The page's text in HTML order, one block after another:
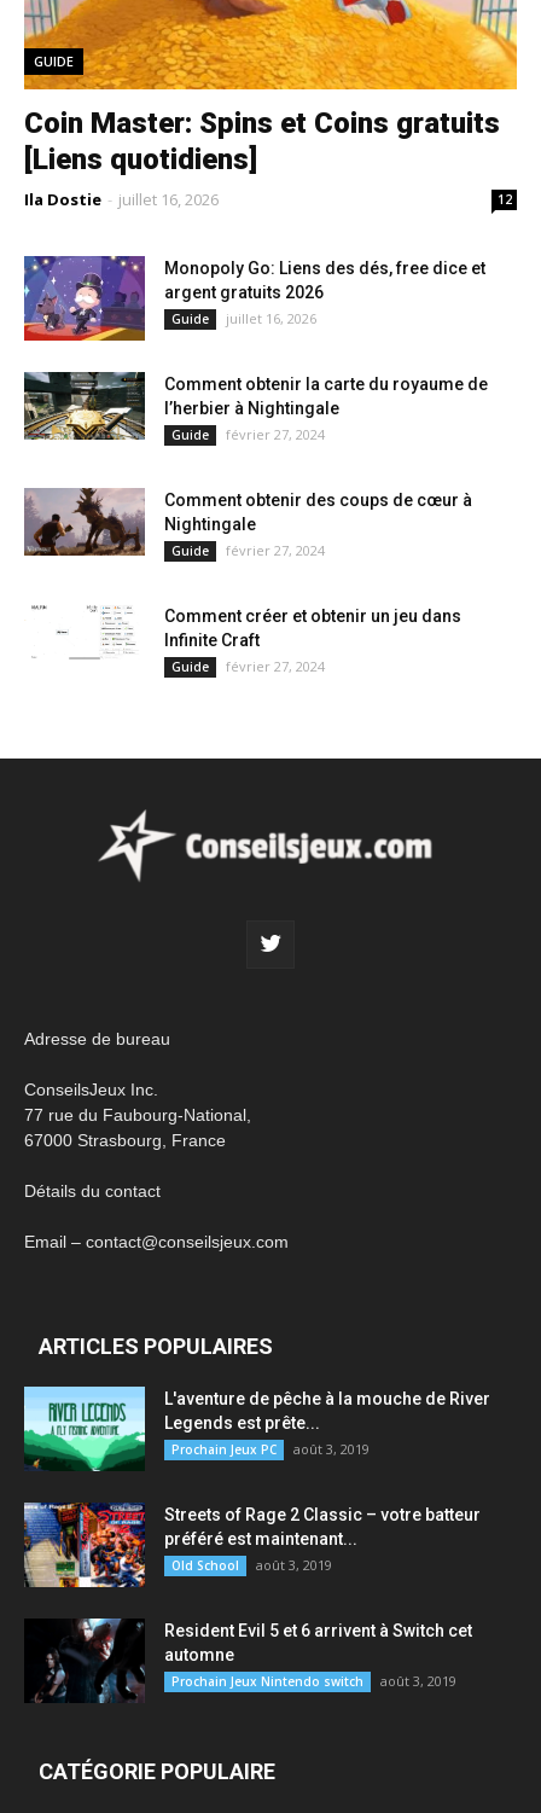
GUIDE
Coin Master: Spins et Coins gratuits
[Liens quotidiens]
Ila Dostie - juillet 16, 2026 12
Monopoly Go: Liens des dés, free dice et
argent gratuits 2026
Guide juillet 16, 2026
Comment obtenir la carte du royaume de
l’herbier à Nightingale
Guide février 27, 2024
Comment obtenir des coups de cœur à
Nightingale
Guide février 27, 2024
Comment créer et obtenir un jeu dans
Infinite Craft
Guide février 27, 2024
Adresse de bureau
ConseilsJeux Inc.
77 rue du Faubourg-National,
67000 Strasbourg, France
Détails du contact
Email – contact@conseilsjeux.com
ARTICLES POPULAIRES
L'aventure de pêche à la mouche de River
Legends est prête...
Prochain Jeux PC août 3, 2019
Streets of Rage 2 Classic – votre batteur
préféré est maintenant...
Old School août 3, 2019
Resident Evil 5 et 6 arrivent à Switch cet
automne
Prochain Jeux Nintendo switch août 3, 2019
CATÉGORIE POPULAIRE